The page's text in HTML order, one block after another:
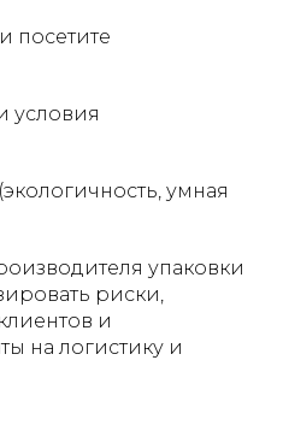
посетите
условия
умная
упаковки
риски,
и
на логистику и